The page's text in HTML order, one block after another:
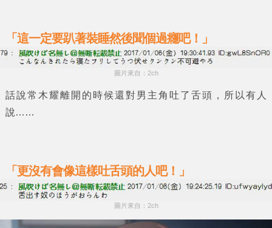
「這一定要趴著裝睡然後聞個過癮吧！」
圖片來自：2ch
話說常木耀離開的時候還對男主角吐了舌頭，所以有人
說……
「更沒有會像這樣吐舌頭的人吧！」
圖片來自：2ch